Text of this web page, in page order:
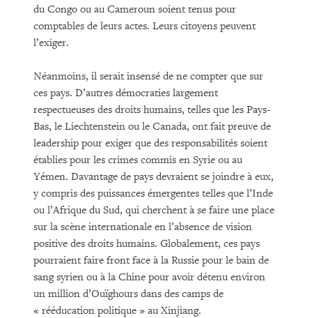
du Congo ou au Cameroun soient tenus pour
comptables de leurs actes. Leurs citoyens peuvent
l’exiger.
Néanmoins, il serait insensé de ne compter que sur
ces pays. D’autres démocraties largement
respectueuses des droits humains, telles que les Pays-
Bas, le Liechtenstein ou le Canada, ont fait preuve de
leadership pour exiger que des responsabilités soient
établies pour les crimes commis en Syrie ou au
Yémen. Davantage de pays devraient se joindre à eux,
y compris des puissances émergentes telles que l’Inde
ou l’Afrique du Sud, qui cherchent à se faire une place
sur la scène internationale en l’absence de vision
positive des droits humains. Globalement, ces pays
pourraient faire front face à la Russie pour le bain de
sang syrien ou à la Chine pour avoir détenu environ
un million d’Ouïghours dans des camps de
« rééducation politique » au Xinjiang.